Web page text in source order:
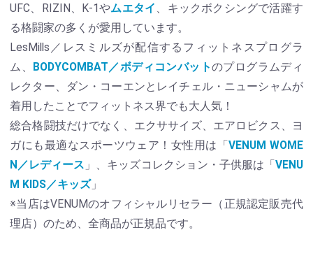
UFC、RIZIN、K-1やムエタイ
、キックボクシングで活躍す
る格闘家の多くが愛用しています。
LesMills／レスミルズが配信するフィットネスプログラ
ム、 BODYCOMBAT／ボディコンバットのプログラムディ
レクター、ダン・コーエンとレイチェル・ニューシャムが
着用したことでフィットネス界でも大人気！
総合格闘技だけでなく、エクササイズ、エアロビクス、ヨ
ガにも最適なスポーツウェア！女性用は「VENUM WOME
N／レディース 」、キッズコレクション・子供服は「VENU
M KIDS／キッズ」
※当店はVENUMのオフィシャルリセラー（正規認定販売代
理店）のため、全商品が正規品です。